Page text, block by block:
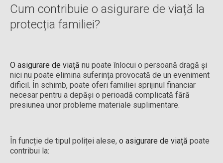
Cum contribuie o asigurare de viață la
protecția familiei?
O asigurare de viață nu poate înlocui o persoană dragă și
nici nu poate elimina suferința provocată de un eveniment
dificil. În schimb, poate oferi familiei sprijinul financiar
necesar pentru a depăși o perioadă complicată fără
presiunea unor probleme materiale suplimentare.
În funcție de tipul poliței alese, o asigurare de viață poate
contribui la: